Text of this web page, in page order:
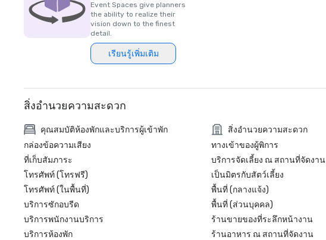
Event Spaces give planners
the ability to realize their
vision down to the finest
detail.
เรียนรู้เพิ่มเติม
สิ่งอำนวยความสะดวก
คุณสมบัติห้องพักและบริการผู้เข้าพัก
กล่องข้อความเสียง
ที่เก็บสัมภาระ
โทรศัพท์ (โทรฟรี)
โทรศัพท์ (ในพื้นที่)
บริการซักอบรีด
บริการพนักงานบริการ
บริการห้องพัก
สิ่งอำนวยความสะดวก
ทางเข้าของผู้พิการ
บริการจัดเลี้ยง ณ สถานที่จัดงาน
เป็นมิตรกับสัตว์เลี้ยง
พื้นที่ (กลางแจ้ง)
พื้นที่ (ส่วนบุคคล)
ร้านขายของที่ระลึกหน้างาน
ร้านอาหาร ณ สถานที่จัดงาน